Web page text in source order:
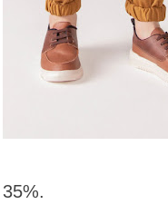
35%.